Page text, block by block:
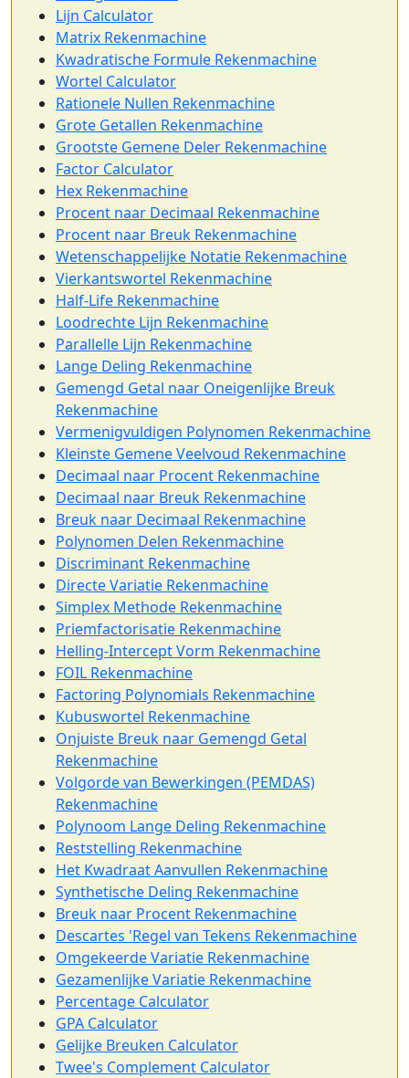
Lijn Calculator
Matrix Rekenmachine
Kwadratische Formule Rekenmachine
Wortel Calculator
Rationele Nullen Rekenmachine
Grote Getallen Rekenmachine
Grootste Gemene Deler Rekenmachine
Factor Calculator
Hex Rekenmachine
Procent naar Decimaal Rekenmachine
Procent naar Breuk Rekenmachine
Wetenschappelijke Notatie Rekenmachine
Vierkantswortel Rekenmachine
Half-Life Rekenmachine
Loodrechte Lijn Rekenmachine
Parallelle Lijn Rekenmachine
Lange Deling Rekenmachine
Gemengd Getal naar Oneigenlijke Breuk
Rekenmachine
Vermenigvuldigen Polynomen Rekenmachine
Kleinste Gemene Veelvoud Rekenmachine
Decimaal naar Procent Rekenmachine
Decimaal naar Breuk Rekenmachine
Breuk naar Decimaal Rekenmachine
Polynomen Delen Rekenmachine
Discriminant Rekenmachine
Directe Variatie Rekenmachine
Simplex Methode Rekenmachine
Priemfactorisatie Rekenmachine
Helling-Intercept Vorm Rekenmachine
FOIL Rekenmachine
Factoring Polynomials Rekenmachine
Kubuswortel Rekenmachine
Onjuiste Breuk naar Gemengd Getal
Rekenmachine
Volgorde van Bewerkingen (PEMDAS)
Rekenmachine
Polynoom Lange Deling Rekenmachine
Reststelling Rekenmachine
Het Kwadraat Aanvullen Rekenmachine
Synthetische Deling Rekenmachine
Breuk naar Procent Rekenmachine
Descartes 'Regel van Tekens Rekenmachine
Omgekeerde Variatie Rekenmachine
Gezamenlijke Variatie Rekenmachine
Percentage Calculator
GPA Calculator
Gelijke Breuken Calculator
Twee's Complement Calculator